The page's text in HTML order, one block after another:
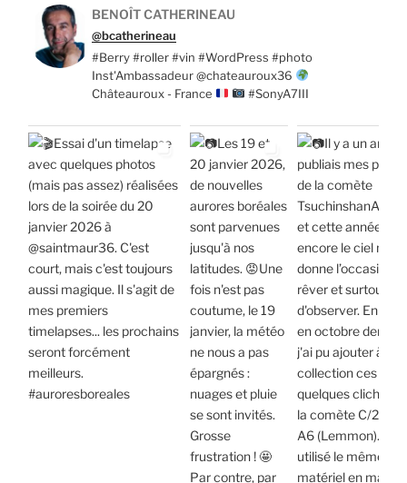
BENOÎT CATHERINEAU
@bcatherineau
#Berry #roller #vin #WordPress #photo
Inst'Ambassadeur @chateauroux36
Châteauroux - France
#SonyA7III